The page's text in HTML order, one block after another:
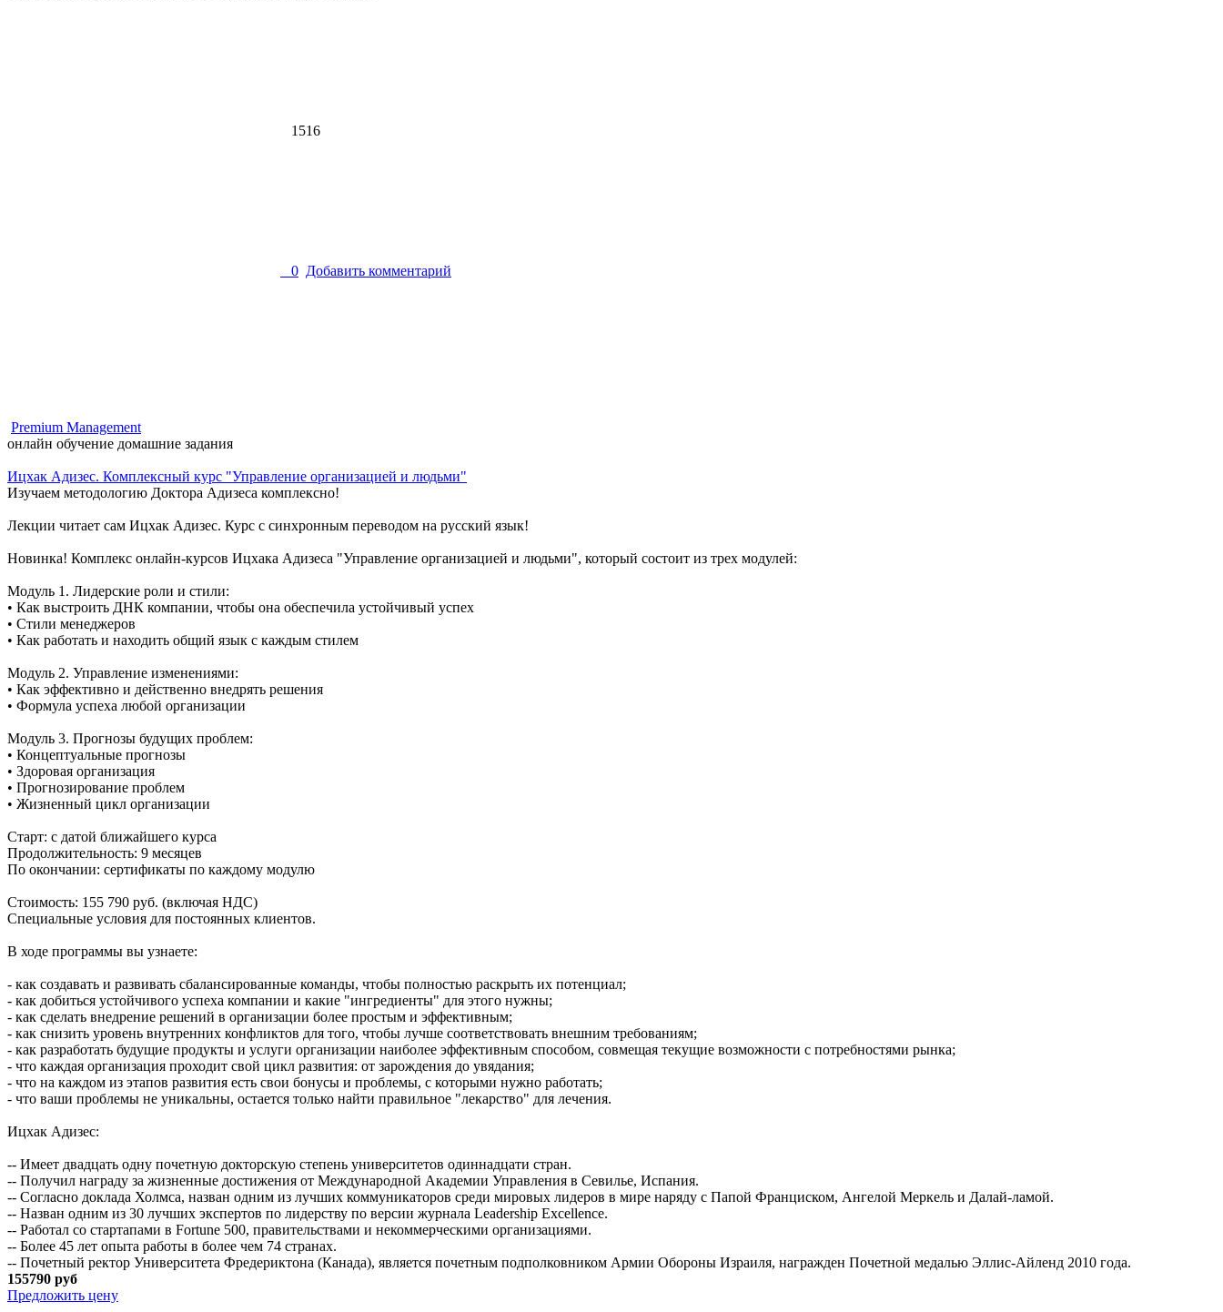
1516
0 Добавить комментарий
Premium Management
онлайн обучение домашние задания
Ицхак Адизес. Комплексный курс "Управление организацией и людьми"
Изучаем методологию Доктора Адизеса комплексно!
Лекции читает сам Ицхак Адизес. Курс с синхронным переводом на русский язык!
Новинка! Комплекс онлайн-курсов Ицхака Адизеса "Управление организацией и людьми", который состоит из трех модулей:
Модуль 1. Лидерские роли и стили:
• Как выстроить ДНК компании, чтобы она обеспечила устойчивый успех
• Стили менеджеров
• Как работать и находить общий язык с каждым стилем
Модуль 2. Управление изменениями:
• Как эффективно и действенно внедрять решения
• Формула успеха любой организации
Модуль 3. Прогнозы будущих проблем:
• Концептуальные прогнозы
• Здоровая организация
• Прогнозирование проблем
• Жизненный цикл организации
Старт: с датой ближайшего курса
Продолжительность: 9 месяцев
По окончании: сертификаты по каждому модулю
Стоимость: 155 790 руб. (включая НДС)
Специальные условия для постоянных клиентов.
В ходе программы вы узнаете:
- как создавать и развивать сбалансированные команды, чтобы полностью раскрыть их потенциал;
- как добиться устойчивого успеха компании и какие "ингредиенты" для этого нужны;
- как сделать внедрение решений в организации более простым и эффективным;
- как снизить уровень внутренних конфликтов для того, чтобы лучше соответствовать внешним требованиям;
- как разработать будущие продукты и услуги организации наиболее эффективным способом, совмещая текущие возможности с потребностями рынка;
- что каждая организация проходит свой цикл развития: от зарождения до увядания;
- что на каждом из этапов развития есть свои бонусы и проблемы, с которыми нужно работать;
- что ваши проблемы не уникальны, остается только найти правильное "лекарство" для лечения.
Ицхак Адизес:
-- Имеет двадцать одну почетную докторскую степень университетов одиннадцати стран.
-- Получил награду за жизненные достижения от Международной Академии Управления в Севилье, Испания.
-- Согласно доклада Холмса, назван одним из лучших коммуникаторов среди мировых лидеров в мире наряду с Папой Франциском, Ангелой Меркель и Далай-ламой.
-- Назван одним из 30 лучших экспертов по лидерству по версии журнала Leadership Excellence.
-- Работал со стартапами в Fortune 500, правительствами и некоммерческими организациями.
-- Более 45 лет опыта работы в более чем 74 странах.
-- Почетный ректор Университета Фредериктона (Канада), является почетным подполковником Армии Обороны Израиля, награжден Почетной медалью Эллис-Айленд 2010 года.
155790 руб
Предложить цену